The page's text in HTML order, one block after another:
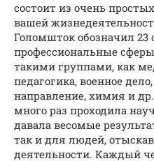
состоит из очень
вашей
Голомшток обозначил 23
профессиональные
такими группами, как
педагогика, военное
направление, химия и
много раз проходила
давала весомые
так и для людей,
деятельности. Каждый